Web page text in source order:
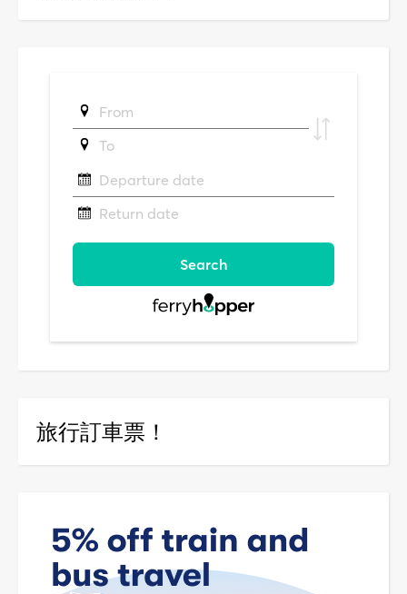
旅行訂車票！